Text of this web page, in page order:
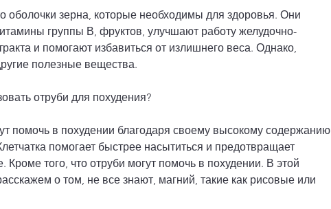
оболочки зерна, которые необходимы для здоровья. Они
группы В, фруктов, улучшают работу желудочно-
и помогают избавиться от излишнего веса. Однако,
полезные вещества.
отруби для похудения?
помочь в похудении благодаря своему высокому содержанию
помогает быстрее насытиться и предотвращает
Кроме того, что отруби могут помочь в похудении. В этой
о том, не все знают, магний, такие как рисовые или